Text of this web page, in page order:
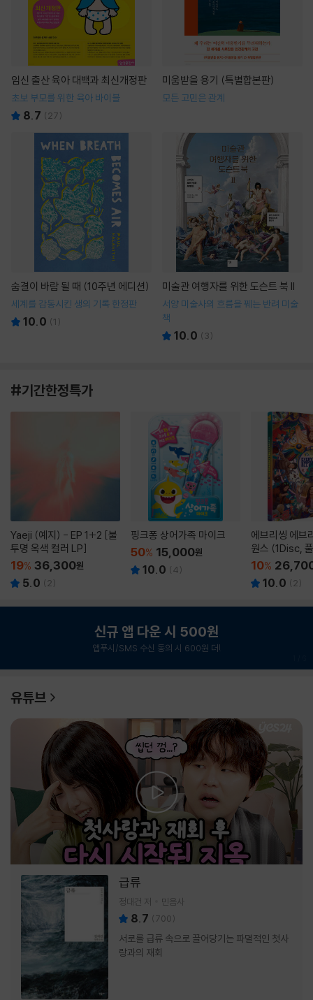
임신 출산 육아 대백과 최신개정판
초보 부모를 위한 육아 바이블
8.7 ( 27)
미움받을 용기 (특별합본판)
모든 고민은 관계
숨결이 바람 될 때 (10주년 에디션)
세계를 감동시킨 생의 기록 한정판
10.0 (1 )
미술관 여행자를 위한 도슨트 북 II
서양 미술사의 흐름을 꿰는 반려 미술
책
10.0 ( 3)
#기간한정특가
Yaeji (예지) - EP 1+2 [불
투명 옥색 컬러 LP]
19% 36,300원
5.0 ( 2)
핑크퐁 상어가족 마이크
50% 15,000원
10.0 (4)
에브리씽 에브
원스 (1Disc,
판) : 블루레이
10%
10.0 ( 2)
신규 앱 다운 시 500원
앱푸시/SMS 수신 동의 시 600원 더!
유튜브
급류
정대건 저 민음사
8.7 (700)
서로를 급류 속으로 끌어당기는 파멸적인 첫사
랑과의 재회